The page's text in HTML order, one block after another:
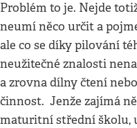
Problém to je. Nejde
neumí něco určit a
ale co se díky pilování
neužitečné znalosti
a zrovna dílny čtení
činnost. Jenže zajímá
maturitní střední školu,